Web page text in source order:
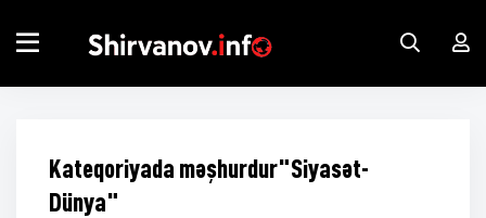
Kateqoriyada məşhurdur"Siyasət-
Dünya"